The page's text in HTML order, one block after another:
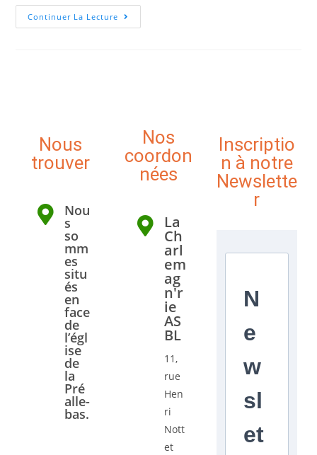
Continuer La Lecture
Nous
trouver
Nou
s
so
mm
es
situ
és
en
face
de
l’égl
ise
de
la
Pré
alle-
bas.
Nos
coordon
nées
La
Ch
arl
em
ag
n'r
ie
AS
BL
11,
rue
Hen
ri
Nott
et
Inscriptio
n à notre
Newslette
r
N
e
w
sl
et